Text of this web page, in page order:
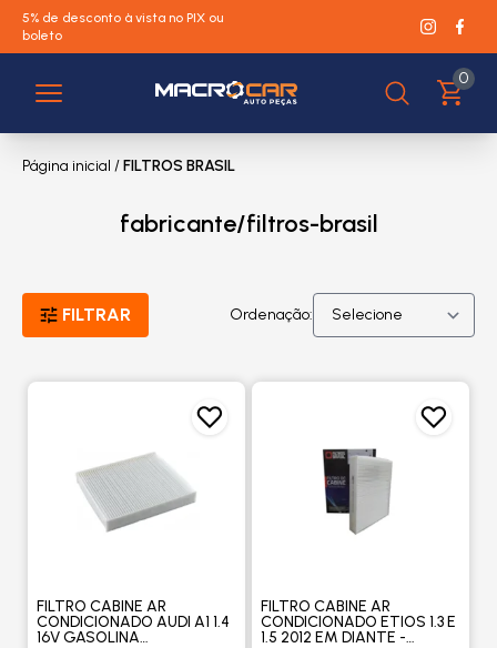
5% de desconto à vista no PIX ou
boleto
0
Página inicial /FILTROS BRASIL
fabricante/filtros-brasil
FILTRAR Ordenação:
FILTRO CABINE AR
CONDICIONADO AUDI A1 1.4
16V GASOLINA
FILTRO CABINE AR
CONDICIONADO ETIOS 1.3 E
1.5 2012 EM DIANTE -